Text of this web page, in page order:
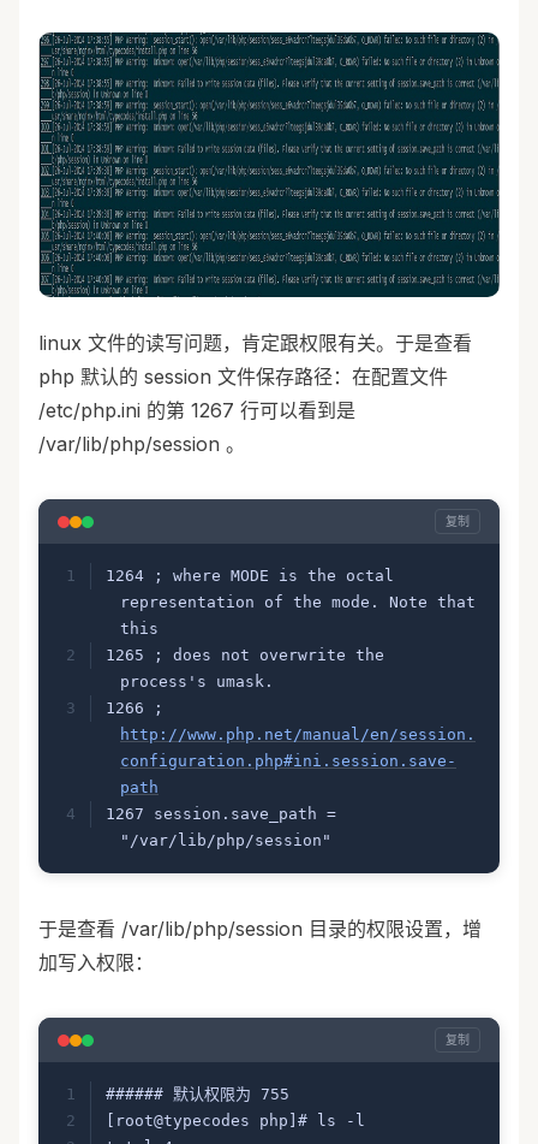
linux 文件的读写问题，肯定跟权限有关。于是查看
php 默认的 session 文件保存路径：在配置文件
/etc/php.ini 的第 1267 行可以看到是
/var/lib/php/session 。
复制
1264 ; where MODE is the octal
representation of the mode. Note that
this
1265 ; does not overwrite the
process's umask.
http://www.php.net/manual/en/session.
configuration.php#ini.session.save-
path
1267 session.save_path =
"/var/lib/php/session"
于是查看 /var/lib/php/session 目录的权限设置，增
加写入权限：
复制
###### 默认权限为 755
[root@typecodes php]# ls -l